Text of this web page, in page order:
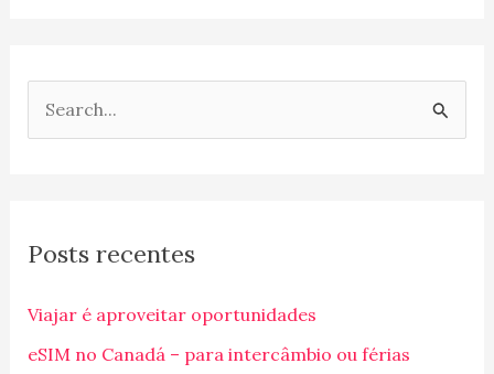
u
s
a
Posts recentes
Viajar é aproveitar oportunidades
eSIM no Canadá – para intercâmbio ou férias